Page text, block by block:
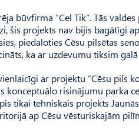
būvfirma ”Cel Tik”. Tās
šis projekts nav bijis bagātīgi
piedaloties Cēsu pilsētas
ka ar uzdevumu tiksim
ar projektu ”Cēsu pils
risinājumu parka
tikai tehniskais projekts
ap Cēsu vēsturiskajām